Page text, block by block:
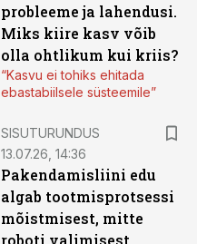
probleeme ja lahendusi.
Miks kiire kasv võib
olla ohtlikum kui kriis?
“Kasvu ei tohiks ehitada
ebastabiilsele süsteemile”
SISUTURUNDUS
13.07.26, 14:36
Pakendamisliini edu
algab tootmisprotsessi
mõistmisest, mitte
roboti valimisest